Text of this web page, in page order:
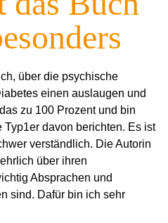
über die psychische
einen auslaugen und
zu 100 Prozent und bin
davon berichten. Es ist
verständlich. Die Autorin
über ihren
Absprachen und
sind. Dafür bin ich sehr